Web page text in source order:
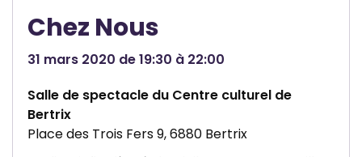
l
q
u
e
d
e
e
r
r
Chez Nous
31 mars 2020 de 19:30 à 22:00
Salle de spectacle du Centre culturel de
Bertrix
Place des Trois Fers 9, 6880 Bertrix